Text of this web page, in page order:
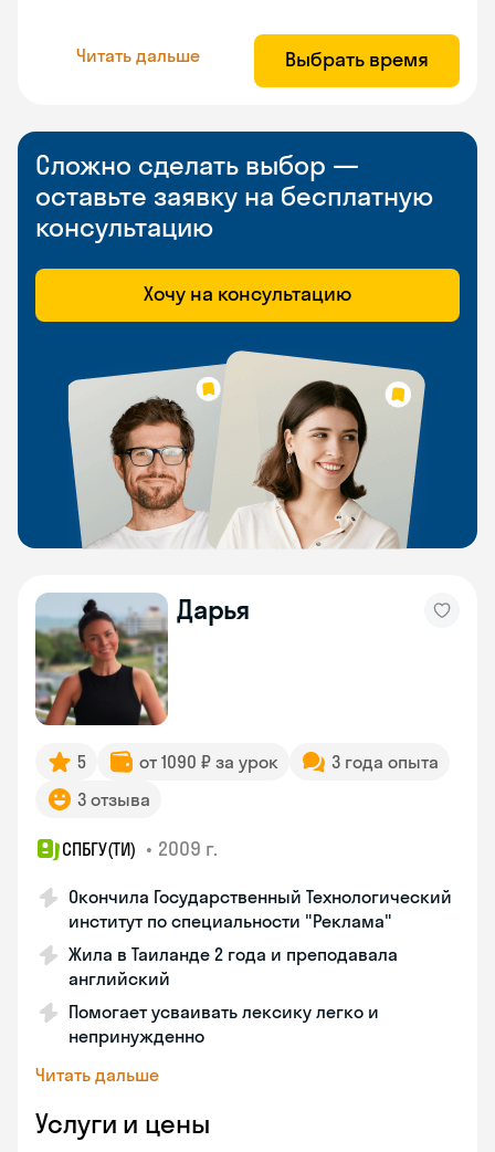
Читать дальше Выбрать время
Сложно сделать выбор —
оставьте заявку на бесплатную
консультацию
Хочу на консультацию
Дарья
5 от 1090 ₽ за урок
3 года опыта
3 отзыва
СПБГУ(ТИ) • 2009 г.
Окончила Государственный Технологический
институт по специальности "Реклама"
Жила в Таиланде 2 года и преподавала
английский
Помогает усваивать лексику легко и
непринужденно
Читать дальше
Услуги и цены